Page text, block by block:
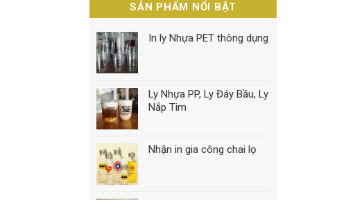
SẢN PHẨM NỔI BẬT
In ly Nhựa PET thông dụng
Ly Nhựa PP, Ly Đáy Bầu, Ly
Nắp Tim
Nhận in gia công chai lọ